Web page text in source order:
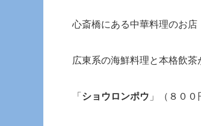
心斎橋にある中華料理のお店
広東系の海鮮料理と本格飲
「 ショウロンポウ 」（８００